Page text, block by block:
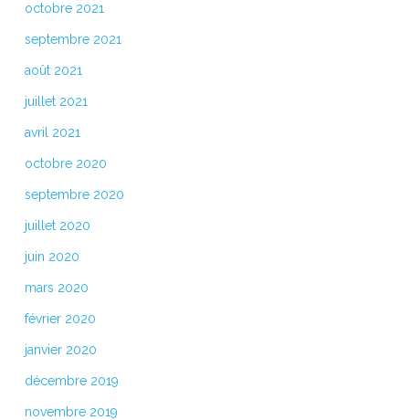
octobre 2021
septembre 2021
août 2021
juillet 2021
avril 2021
octobre 2020
septembre 2020
juillet 2020
juin 2020
mars 2020
février 2020
janvier 2020
décembre 2019
novembre 2019